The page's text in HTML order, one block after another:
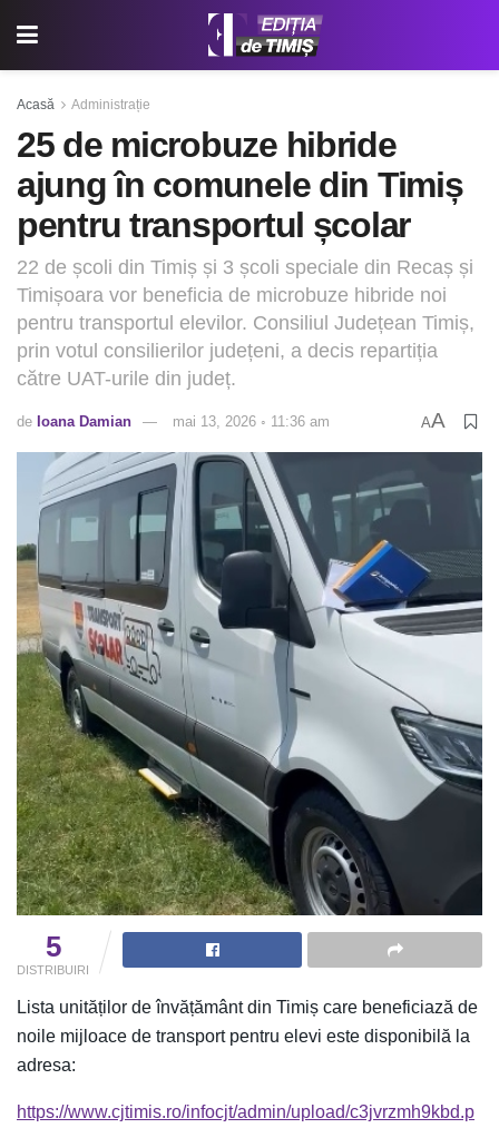
Acasă Administrație
25 de microbuze hibride
ajung în comunele din Timiș
pentru transportul școlar
22 de școli din Timiș și 3 școli speciale din Recaș și
Timișoara vor beneficia de microbuze hibride noi
pentru transportul elevilor. Consiliul Județean Timiș,
prin votul consilierilor județeni, a decis repartiția
către UAT-urile din județ.
de Ioana Damian mai 13, 2026 ◦ 11:36 am AA
5
DISTRIBUIRI
Lista unităților de învățământ din Timiș care beneficiază de
noile mijloace de transport pentru elevi este disponibilă la
adresa:
https://www.cjtimis.ro/infocjt/admin/upload/c3jvrzmh9kbd.p